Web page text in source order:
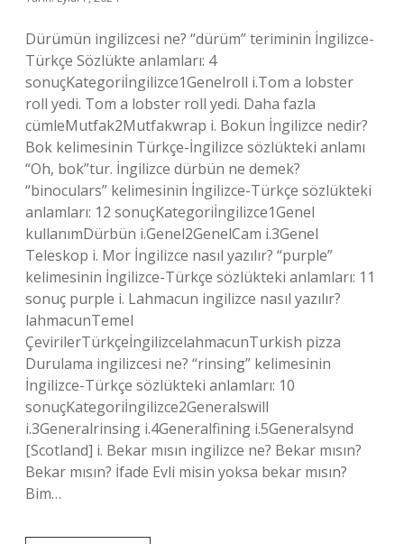
Dürümün ingilizcesi ne? “dürüm” teriminin İngilizce-
Türkçe Sözlükte anlamları: 4
sonuçKategoriİngilizce1Genelroll i.Tom a lobster
roll yedi. Tom a lobster roll yedi. Daha fazla
cümleMutfak2Mutfakwrap i. Bokun İngilizce nedir?
Bok kelimesinin Türkçe-İngilizce sözlükteki anlamı
“Oh, bok”tur. İngilizce dürbün ne demek?
“binoculars” kelimesinin İngilizce-Türkçe sözlükteki
anlamları: 12 sonuçKategoriİngilizce1Genel
kullanımDürbün i.Genel2GenelCam i.3Genel
Teleskop i. Mor İngilizce nasıl yazılır? “purple”
kelimesinin İngilizce-Türkçe sözlükteki anlamları: 11
sonuç purple i. Lahmacun ingilizce nasıl yazılır?
lahmacunTemel
ÇevirilerTürkçeİngilizcelahmacunTurkish pizza
Durulama ingilizcesi ne? “rinsing” kelimesinin
İngilizce-Türkçe sözlükteki anlamları: 10
sonuçKategoriİngilizce2Generalswill
i.3Generalrinsing i.4Generalfining i.5Generalsynd
[Scotland] i. Bekar mısın ingilizce ne? Bekar mısın?
Bekar mısın? İfade Evli misin yoksa bekar mısın?
Bim…